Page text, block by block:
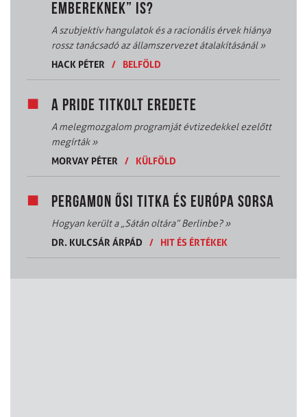
EMBEREKNEK” IS?
A szubjektív hangulatok és a racionális érvek hiánya
rossz tanácsadó az államszervezet átalakításánál»
HACK PÉTER
/ BELFÖLD
A PRIDE TITKOLT EREDETE
A melegmozgalom programját évtizedekkel ezelőtt
megírták»
MORVAY PÉTER
/ KÜLFÖLD
PERGAMON ŐSI TITKA ÉS EURÓPA SORSA
Hogyan került a „Sátán oltára” Berlinbe?»
DR. KULCSÁR ÁRPÁD
/ HIT ÉS ÉRTÉKEK